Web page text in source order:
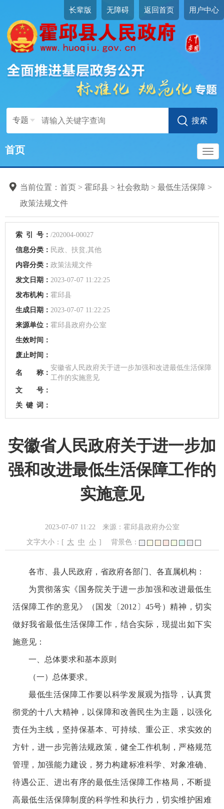
长辈版 无障碍 返回首页 用户中心
专题
首页
当前位置： 首页 > 霍邱县 > 社会救助 > 最低生活保障 >
政策法规文件
索 引 号： /202004-00027
信息分类： 民政、扶贫,其他
内容分类： 政策法规文件
发文日期： 2023-07-07 11:22:25
发布机构： 霍邱县
生成日期： 2023-07-07 11:22:25
来源单位： 霍邱县政府办公室
生效时间：
废止时间：
名 称：
安徽省人民政府关于进一步加强和改进最低生活保障
工作的实施意见
文 号：
关 键 词：
安徽省人民政府关于进一步加
强和改进最低生活保障工作的
实施意见
2023-07-07 11:22
来源：霍邱县政府办公室
文字大小：[ 大 中 小 ] 背景色：
各市、县人民政府，省政府各部门、各直属机构：
为贯彻落实《国务院关于进一步加强和改进最低生
活保障工作的意见》（国发〔2012〕45号）精神，切实
做好我省最低生活保障工作，结合实际，现提出如下实
施意见：
一、总体要求和基本原则
（一）总体要求。
最低生活保障工作要以科学发展观为指导，认真贯
彻党的十八大精神，以保障和改善民生为主题，以强化
责任为主线，坚持保基本、可持续、重公正、求实效的
方针，进一步完善法规政策，健全工作机制，严格规范
管理，加强能力建设，努力构建标准科学、对象准确、
待遇公正、进出有序的最低生活保障工作格局，不断提
高最低生活保障制度的科学性和执行力，切实维护困难